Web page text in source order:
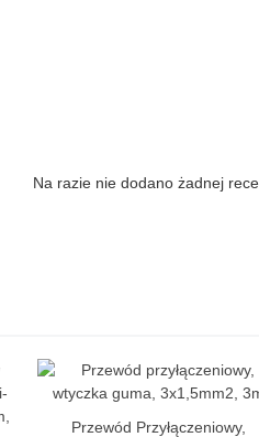
Na razie nie dodano żadnej
Pokaż
Przewód Przyłączeniowy,